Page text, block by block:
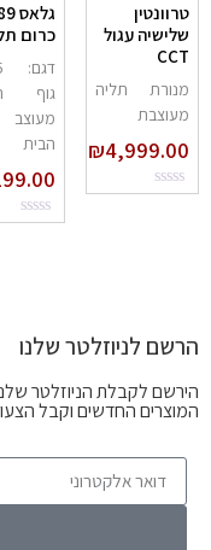
טרוונטין
שלישיה עגול
CCT
מנורת תליה
מעוצבת
₪4,999.00
כרום
גוף
מעוצב
הבית
הרשם לניוזלטר שלנו
הירשם לקבלת הניוזלטר
המוצרים החדשים וקבל